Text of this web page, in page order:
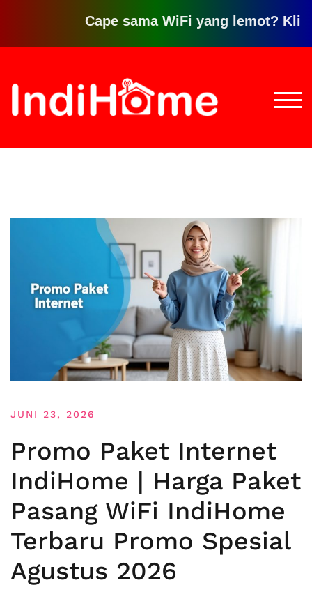
Cape sama WiFi yang lemot? Klik
konten
JUNI 23, 2026
Promo Paket Internet
IndiHome | Harga Paket
Pasang WiFi IndiHome
Terbaru Promo Spesial
Agustus 2026